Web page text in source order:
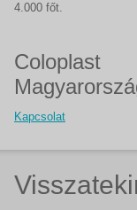
4.000 főt.
Coloplast
Kapcsolat